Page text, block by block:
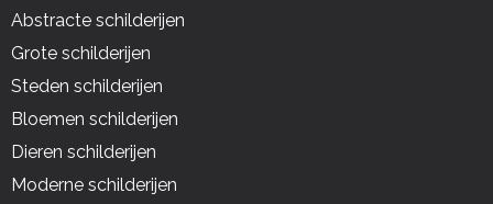
Abstracte schilderijen
Grote schilderijen
Steden schilderijen
Bloemen schilderijen
Dieren schilderijen
Moderne schilderijen